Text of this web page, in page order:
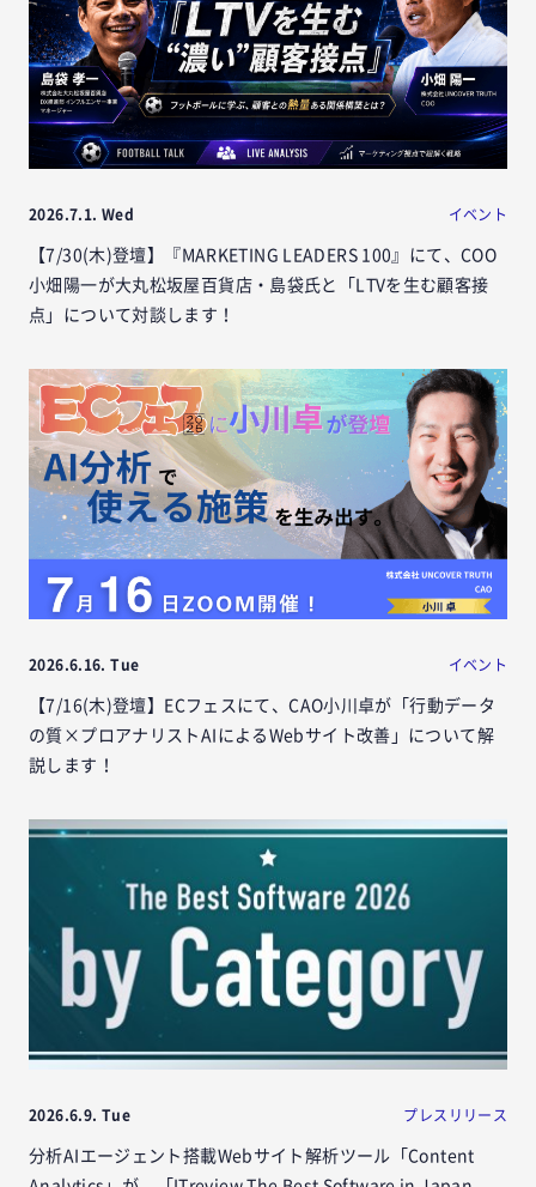
2026.7.1. Wed イベント
【7/30(木)登壇】『MARKETING LEADERS 100』にて、COO
小畑陽一が大丸松坂屋百貨店・島袋氏と「LTVを生む顧客接
点」について対談します！
2026.6.16. Tue イベント
【7/16(木)登壇】ECフェスにて、CAO小川卓が「行動データ
の質×プロアナリストAIによるWebサイト改善」について解
説します！
2026.6.9. Tue プレスリリース
分析AIエージェント搭載Webサイト解析ツール「Content